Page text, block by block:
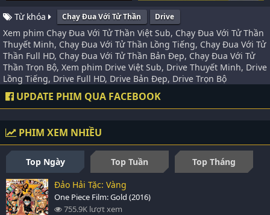
Từ khóa Chạy Đua Với Tử Thần Drive
Xem phim Chạy Đua Với Tử Thần Việt Sub, Chạy Đua Với Tử Thần
Thuyết Minh, Chạy Đua Với Tử Thần Lồng Tiếng, Chạy Đua Với Tử
Thần Full HD, Chạy Đua Với Tử Thần Bản Đẹp, Chạy Đua Với Tử
Thần Trọn Bộ, Xem phim Drive Việt Sub, Drive Thuyết Minh, Drive
Lồng Tiếng, Drive Full HD, Drive Bản Đẹp, Drive Trọn Bộ
UPDATE PHIM QUA FACEBOOK
PHIM XEM NHIỀU
Top Ngày Top Tuần
Top Tháng
Đảo Hải Tặc: Vàng
One Piece Film: Gold (2016)
755.9K lượt xem